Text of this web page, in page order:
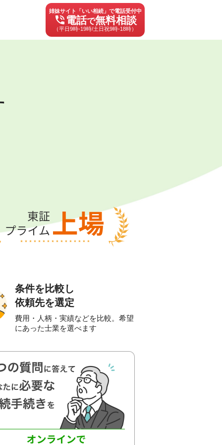
姉妹サイト「いい相続」で電話受付中
phone_in_talk 電話で無料相談
（平日9時-19時/土日祝9時-18時）
条件を比較し
依頼先を選定
費用・人柄・実績などを比較。希望
にあった士業を選べます